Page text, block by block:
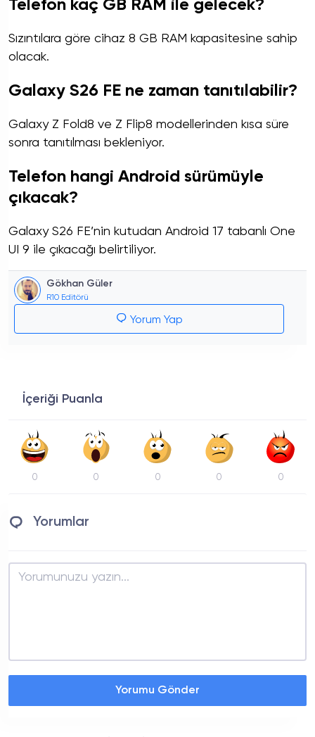
Telefon kaç GB RAM ile gelecek?
Sızıntılara göre cihaz 8 GB RAM kapasitesine sahip
olacak.
Galaxy S26 FE ne zaman tanıtılabilir?
Galaxy Z Fold8 ve Z Flip8 modellerinden kısa süre
sonra tanıtılması bekleniyor.
Telefon hangi Android sürümüyle
çıkacak?
Galaxy S26 FE’nin kutudan Android 17 tabanlı One
UI 9 ile çıkacağı belirtiliyor.
Gökhan Güler
R10 Editörü
Yorum Yap
İçeriği Puanla
0 0 0 0 0
Yorumlar
Yorumu Gönder